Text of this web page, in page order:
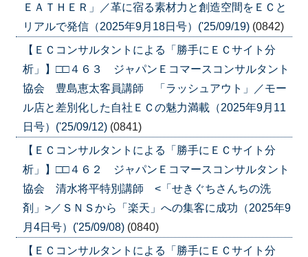
ＥＡＴＨＥＲ」／革に宿る素材力と創造空間をＥＣと
リアルで発信（2025年9月18日号）('25/09/19) (0842)
【ＥＣコンサルタントによる「勝手にＥＣサイト分
析」】□□４６３ ジャパンＥコマースコンサルタント
協会 豊島恵太客員講師 「ラッシュアウト」／モー
ル店と差別化した自社ＥＣの魅力満載（2025年9月11
日号）('25/09/12) (0841)
【ＥＣコンサルタントによる「勝手にＥＣサイト分
析」】□□４６２ ジャパンＥコマースコンサルタント
協会 清水将平特別講師 <「せきぐちさんちの洗
剤」>／ＳＮＳから「楽天」への集客に成功（2025年9
月4日号）('25/09/08) (0840)
【ＥＣコンサルタントによる「勝手にＥＣサイト分